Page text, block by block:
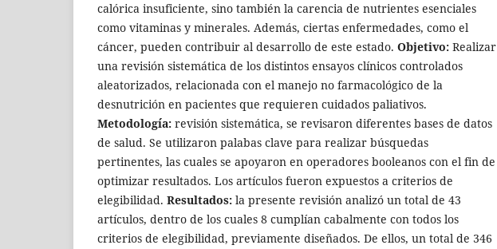
calórica insuficiente, sino también la carencia de nutrientes esenciales
como vitaminas y minerales. Además, ciertas enfermedades, como el
cáncer, pueden contribuir al desarrollo de este estado. Objetivo: Realizar
una revisión sistemática de los distintos ensayos clínicos controlados
aleatorizados, relacionada con el manejo no farmacológico de la
desnutrición en pacientes que requieren cuidados paliativos.
Metodología: revisión sistemática, se revisaron diferentes bases de datos
de salud. Se utilizaron palabas clave para realizar búsquedas
pertinentes, las cuales se apoyaron en operadores booleanos con el fin de
optimizar resultados. Los artículos fueron expuestos a criterios de
elegibilidad. Resultados: la presente revisión analizó un total de 43
artículos, dentro de los cuales 8 cumplían cabalmente con todos los
criterios de elegibilidad, previamente diseñados. De ellos, un total de 346